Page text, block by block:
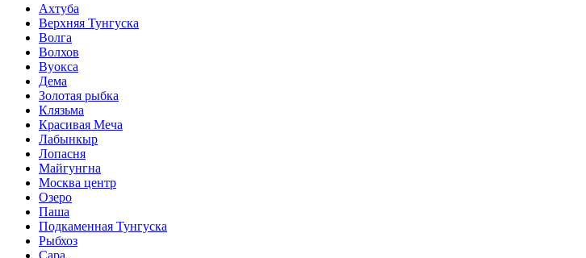
Ахтуба
Верхняя Тунгуска
Волга
Волхов
Вуокса
Дема
Золотая рыбка
Клязьма
Красивая Меча
Лабынкыр
Лопасня
Майгунгна
Москва центр
Озеро
Паша
Подкаменная Тунгуска
Рыбхоз
Сара